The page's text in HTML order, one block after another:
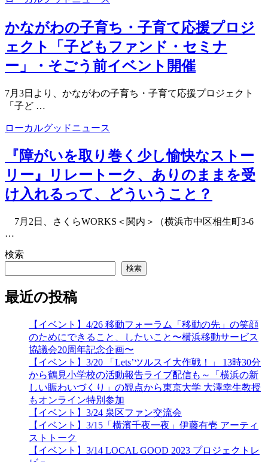
かながわの子育ち・子育て応援プロジ
ェクト「子どもファンド・セミナ
ー」・そごう前イベント開催
7月3日より、かながわの子育ち・子育て応援プロジェクト
「子ど …
ローカルグッドニュース
『障がいを取り巻く少し愉快なストー
リー』リレートーク、ありのままを受
け入れるって、どういうこと？
7月2日、さくらWORKS＜関内＞（横浜市中区相生町3-6
…
検索
検索
最近の投稿
【イベント】4/26 移動フォーラム「移動の先」の笑顔
のためにできること、したいこと〜横浜移動サービス
協議会20周年記念企画〜
【イベント】3/20 「Lets’ツルスイ大作戦！」 13時30分
から鶴見小学校の活動報告ライブ配信も～「横浜の新
しい賑わいづくり」の観点から東京大学 大澤幸生教授
もオンライン特別参加
【イベント】3/24 泉区ファン交流会
【イベント】3/15「横濱千夜一夜」伊藤有壱 アーティ
ストトーク
【イベント】3/14 LOCAL GOOD 2023 プロジェクトレ